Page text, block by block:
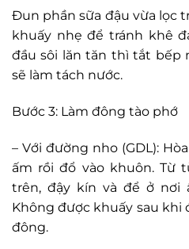
Đun phần sữa đậu vừa lọc
khuấy nhẹ để tránh khê
đầu sôi lăn tăn thì tắt bếp
sẽ làm tách nước.
Bước 3: Làm đông tào phớ
– Với đường nho (GDL):
ấm rồi đổ vào khuôn. Từ
trên, đậy kín và để ở nơi
Không được khuấy sau khi
đông.